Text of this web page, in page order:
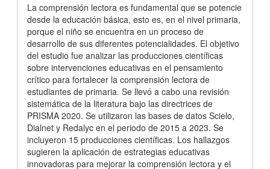
La comprensión lectora es fundamental que se potencie
desde la educación básica, esto es, en el nivel primaria,
porque el niño se encuentra en un proceso de
desarrollo de sus diferentes potencialidades. El objetivo
del estudio fue analizar las producciones científicas
sobre intervenciones educativas en el pensamiento
crítico para fortalecer la comprensión lectora de
estudiantes de primaria. Se llevó a cabo una revisión
sistemática de la literatura bajo las directrices de
PRISMA 2020. Se utilizaron las bases de datos Scielo,
Dialnet y Redalyc en el periodo de 2015 a 2023. Se
incluyeron 15 producciones científicas. Los hallazgos
sugieren la aplicación de estrategias educativas
innovadoras para mejorar la comprensión lectora y el